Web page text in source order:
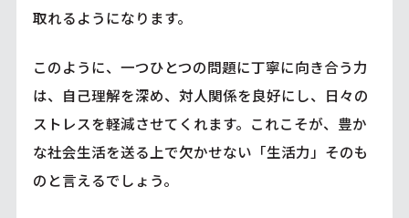
取れるようになります。
このように、一つひとつの問題に丁寧に向き合う力
は、自己理解を深め、対人関係を良好にし、日々の
ストレスを軽減させてくれます。これこそが、豊か
な社会生活を送る上で欠かせない「生活力」そのも
のと言えるでしょう。